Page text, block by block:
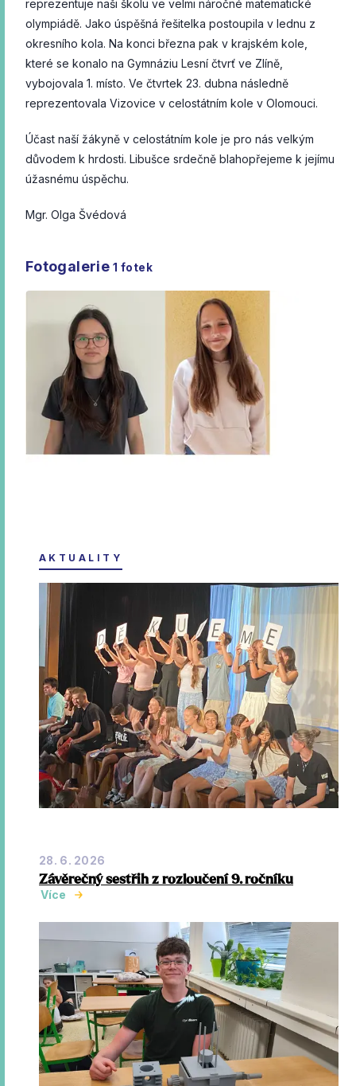
reprezentuje naši školu ve velmi náročné matematické
olympiádě. Jako úspěšná řešitelka postoupila v lednu z
okresního kola. Na konci března pak v krajském kole,
které se konalo na Gymnáziu Lesní čtvrť ve Zlíně,
vybojovala 1. místo. Ve čtvrtek 23. dubna následně
reprezentovala Vizovice v celostátním kole v Olomouci.
Účast naší žákyně v celostátním kole je pro nás velkým
důvodem k hrdosti. Libušce srdečně blahopřejeme k jejímu
úžasnému úspěchu.
Mgr. Olga Švédová
Fotogalerie1 fotek
AKTUALITY
28. 6. 2026
Závěrečný sestřih z rozloučení 9. ročníku
Více